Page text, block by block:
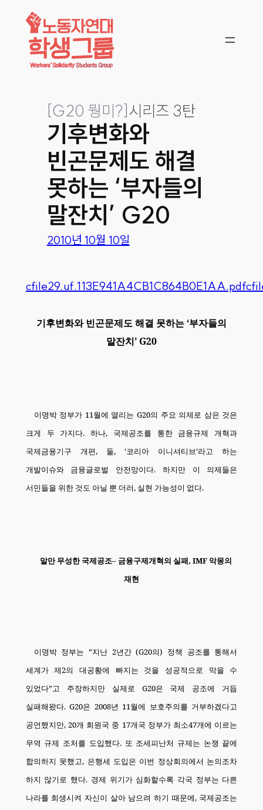
콘텐츠로
바로가기
[G20 뭥미?]시리즈 3탄
기후변화와
빈곤문제도 해결
못하는 ‘부자들의
말잔치’ G20
2010년 10월 10일
cfile29.uf.113E941A4CB1C864B0E1AA.pdf
기후변화와 빈곤문제도 해결 못하는 ‘부자들의
말잔치’ G20
이명박 정부가 11월에 열리는 G20의 주요 의제로 삼은 것은
크게 두 가지다.하나, 국제공조를 통한 금융규제 개혁과
국제금융기구 개편, 둘, ‘코리아 이니셔티브’라고 하는
개발이슈와 금융글로벌 안전망이다. 하지만 이 의제들은
서민들을 위한 것도 아닐 뿐 더러, 실현 가능성이 없다.
말만 무성한 국제공조– 금융구제개혁의 실패, IMF 악몽의
재현
이명박 정부는“지난 2년간(G20의) 정책 공조를 통해서
세계가 제2의 대공황에 빠지는 것을 성공적으로 막을 수
있었다”고 주장하지만 실제로 G20은 국제 공조에 거듭
실패해왔다. G20은 2008년 11월에 보호주의를 거부하겠다고
공언했지만, 20개 회원국 중 17개국 정부가 최소47개에 이르는
무역 규제 조처를 도입했다. 또 조세피난처 규제는 논쟁 끝에
합의하지 못했고, 은행세 도입은 이번 정상회의에서 논의조차
하지 않기로 했다. 경제 위기가 심화할수록 각국 정부는 다른
나라를 희생시켜 자신이 살아 남으려 하기 때문에, 국제공조는